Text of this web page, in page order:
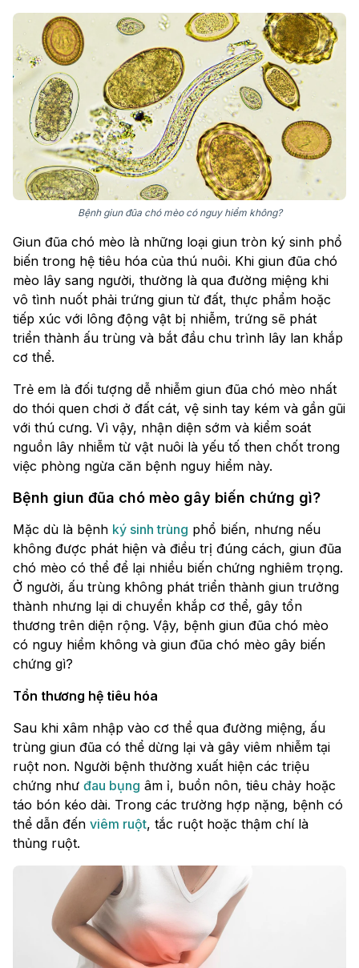
Bệnh giun đũa chó mèo có nguy hiểm không​?
Giun đũa chó mèo là những loại giun tròn ký sinh phổ
biến trong hệ tiêu hóa của thú nuôi. Khi giun đũa chó
mèo lây sang người, thường là qua đường miệng khi
vô tình nuốt phải trứng giun từ đất, thực phẩm hoặc
tiếp xúc với lông động vật bị nhiễm, trứng sẽ phát
triển thành ấu trùng và bắt đầu chu trình lây lan khắp
cơ thể.
Trẻ em là đối tượng dễ nhiễm giun đũa chó mèo nhất
do thói quen chơi ở đất cát, vệ sinh tay kém và gần gũi
với thú cưng. Vì vậy, nhận diện sớm và kiểm soát
nguồn lây nhiễm từ vật nuôi là yếu tố then chốt trong
việc phòng ngừa căn bệnh nguy hiểm này.
Bệnh giun đũa chó mèo gây biến chứng gì?
Mặc dù là bệnh ký sinh trùng phổ biến, nhưng nếu
không được phát hiện và điều trị đúng cách, giun đũa
chó mèo có thể để lại nhiều biến chứng nghiêm trọng.
Ở người, ấu trùng không phát triển thành giun trưởng
thành nhưng lại di chuyển khắp cơ thể, gây tổn
thương trên diện rộng. Vậy, bệnh giun đũa chó mèo
có nguy hiểm không và giun đũa chó mèo gây biến
chứng gì?
Tổn thương hệ tiêu hóa
Sau khi xâm nhập vào cơ thể qua đường miệng, ấu
trùng giun đũa có thể dừng lại và gây viêm nhiễm tại
ruột non. Người bệnh thường xuất hiện các triệu
chứng như đau bụng âm ỉ, buồn nôn, tiêu chảy hoặc
táo bón kéo dài. Trong các trường hợp nặng, bệnh có
thể dẫn đến viêm ruột, tắc ruột hoặc thậm chí là
thủng ruột.